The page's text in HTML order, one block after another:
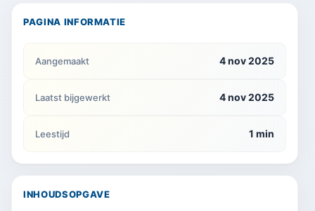
PAGINA INFORMATIE
Aangemaakt 4 nov 2025
Laatst bijgewerkt 4 nov 2025
Leestijd 1 min
INHOUDSOPGAVE